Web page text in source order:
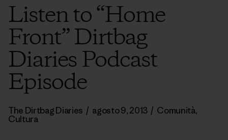
Listen to “Home
Front” Dirtbag
Diaries Podcast
Episode
The Dirtbag Diaries / agosto 9, 2013 / Comunità,
Cultura